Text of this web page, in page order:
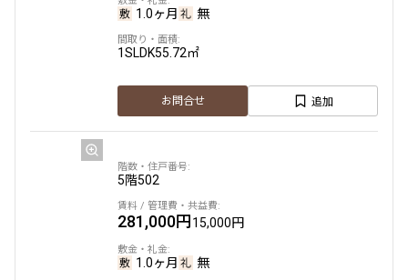
1.0ヶ月 無
1SLDK55.72㎡
お問合せ 追加
5階502
281,000円15,000円
1.0ヶ月 無